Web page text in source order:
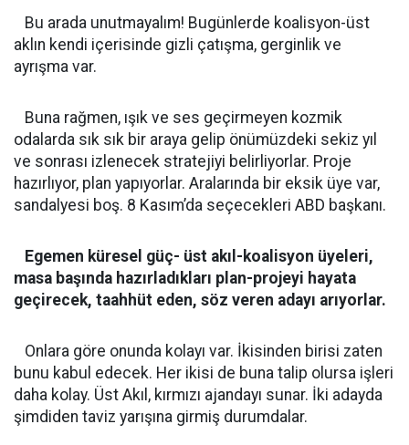
Bu arada unutmayalım! Bugünlerde koalisyon-üst
aklın kendi içerisinde gizli çatışma, gerginlik ve
ayrışma var.
Buna rağmen, ışık ve ses geçirmeyen kozmik
odalarda sık sık bir araya gelip önümüzdeki sekiz yıl
ve sonrası izlenecek stratejiyi belirliyorlar. Proje
hazırlıyor, plan yapıyorlar. Aralarında bir eksik üye var,
sandalyesi boş. 8 Kasım’da seçecekleri ABD başkanı.
Egemen küresel güç- üst akıl-koalisyon üyeleri,
masa başında hazırladıkları plan-projeyi hayata
geçirecek, taahhüt eden, söz veren adayı arıyorlar.
Onlara göre onunda kolayı var. İkisinden birisi zaten
bunu kabul edecek. Her ikisi de buna talip olursa işleri
daha kolay. Üst Akıl, kırmızı ajandayı sunar. İki adayda
şimdiden taviz yarışına girmiş durumdalar.